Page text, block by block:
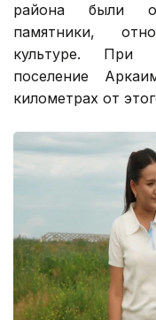
района были
памятники,
культуре. При
поселение
километрах от